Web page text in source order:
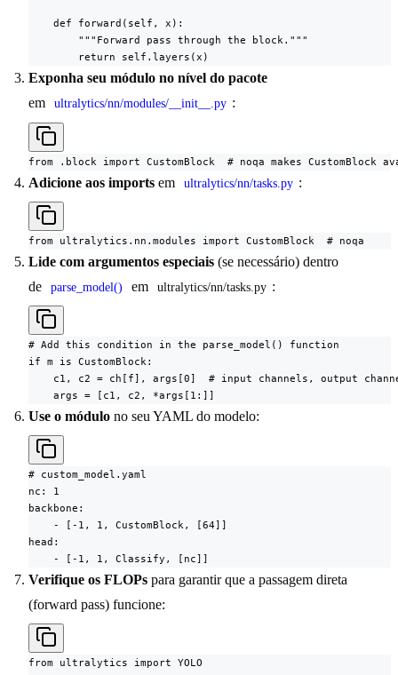
    def forward(self, x):
        """Forward pass through the block."""
        return self.layers(x)
Exponha seu módulo no nível do pacote
em
ultralytics/nn/modules/__init__.py :
from .block import CustomBlock  # noqa makes CustomBlock
Adicione aos imports em ultralytics/nn/tasks.py :
from ultralytics.nn.modules import CustomBlock  # noqa
Lide com argumentos especiais (se necessário) dentro
de
parse_model() em ultralytics/nn/tasks.py :
# Add this condition in the parse_model() function
if m is CustomBlock:
c1, c2 = ch[f], args[0]  # input channels, output
    args = [c1, c2, *args[1:]]
Use o módulo no seu YAML do modelo:
# custom_model.yaml
nc: 1
backbone:
    - [-1, 1, CustomBlock, [64]]
head:
    - [-1, 1, Classify, [nc]]
Verifique os FLOPs para garantir que a passagem direta
(forward pass) funcione:
from ultralytics import YOLO